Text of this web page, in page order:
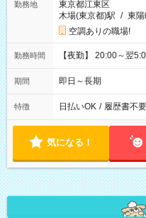
勤務地
東京都江東区
木場(東京都)駅 / 東陽
空調ありの職場!
勤務時間 【夜勤】 20:00～翌
期間 即日～長期
特徴 日払いOK / 履歴書不要
気になる！